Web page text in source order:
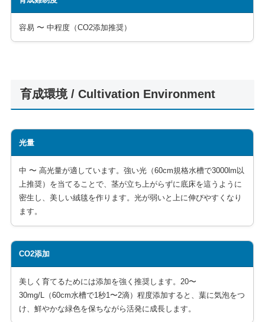
容易 〜 中程度（CO2添加推奨）
育成環境 / Cultivation Environment
光量
中 〜 高光量が適しています。強い光（60cm規格水槽で3000lm以
上推奨）を当てることで、茎が立ち上がらずに底床を這うように
密生し、美しい絨毯を作ります。光が弱いと上に伸びやすくなり
ます。
CO2添加
美しく育てるためには添加を強く推奨します。20〜
30mg/L（60cm水槽で1秒1〜2滴）程度添加すると、葉に気泡をつ
け、鮮やかな緑色を保ちながら活発に成長します。